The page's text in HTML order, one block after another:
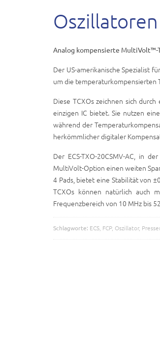
Oszillatoren
Analog kompensierte MultiVolt™-
Der US-amerikanische Spezialist
um die temperaturkompensierten
Diese TCXOs zeichnen sich
einzigen IC bietet. Sie nutzen
während der
herkömmlicher digitaler
Der ECS-TXO-20CSMV-AC, in
MultiVolt-Option einen weiten
4 Pads, bietet eine Stabilität von
TCXOs können natürlich auch
Frequenzbereich von 10 MHz bis
Schlagworte: ECS FCP, Oszillator,